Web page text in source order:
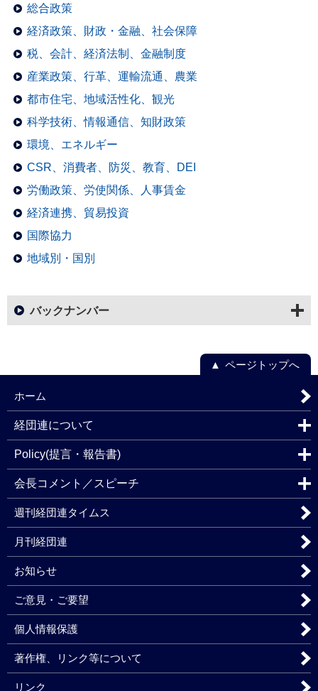
総合政策
経済政策、財政・金融、社会保障
税、会計、経済法制、金融制度
産業政策、行革、運輸流通、農業
都市住宅、地域活性化、観光
科学技術、情報通信、知財政策
環境、エネルギー
CSR、消費者、防災、教育、DEI
労働政策、労使関係、人事賃金
経済連携、貿易投資
国際協力
地域別・国別
バックナンバー
ページトップへ
ホーム
経団連について
Policy(提言・報告書)
会長コメント／スピーチ
週刊経団連タイムス
月刊経団連
お知らせ
ご意見・ご要望
個人情報保護
著作権、リンク等について
リンク